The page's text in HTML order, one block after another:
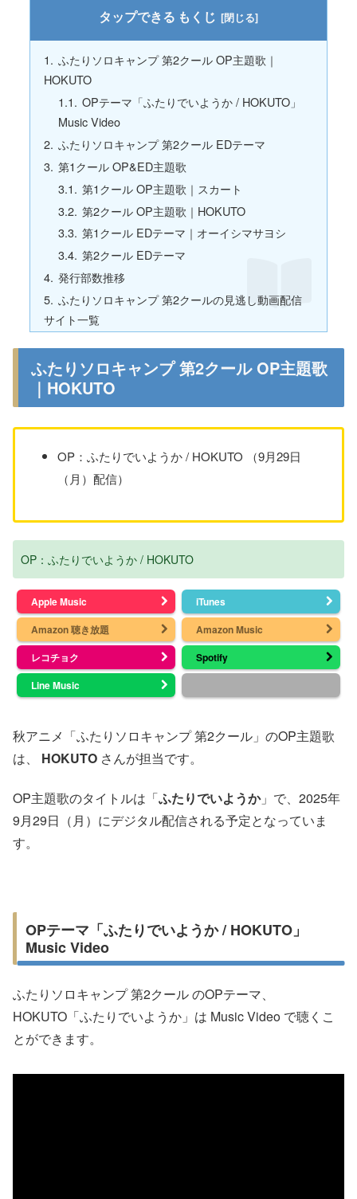
もくじ
ふたりソロキャンプ 第2クール OP主題歌｜
HOKUTO
OPテーマ「ふたりでいようか / HOKUTO」
Music Video
ふたりソロキャンプ 第2クール EDテーマ
第1クール OP&ED主題歌
第1クール OP主題歌｜スカート
第2クール OP主題歌｜HOKUTO
第1クール EDテーマ｜オーイシマサヨシ
第2クール EDテーマ
発行部数推移
ふたりソロキャンプ 第2クールの見逃し動画配信
サイト一覧
ふたりソロキャンプ 第2クール OP主題歌
｜HOKUTO
OP：ふたりでいようか / HOKUTO （9月29日
（月）配信）
OP：ふたりでいようか / HOKUTO
Apple Music
iTunes
Amazon 聴き放題
Amazon Music
レコチョク
Spotify
Line Music
秋アニメ「ふたりソロキャンプ 第2クール」のOP主題歌
は、 HOKUTO さんが担当です。
OP主題歌のタイトルは「ふたりでいようか」で、2025年
9月29日（月）にデジタル配信される予定となっていま
す。
OPテーマ「ふたりでいようか / HOKUTO」
Music Video
ふたりソロキャンプ 第2クール のOPテーマ、
HOKUTO「ふたりでいようか」は Music Video で聴くこ
とができます。